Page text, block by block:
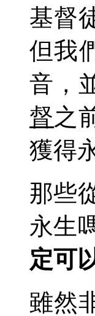
基督
但我
音，
督之
獲得
那些
永生
定可
雖然